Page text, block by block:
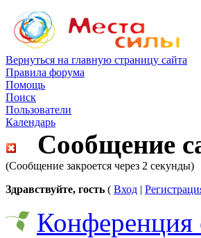
Вернуться на главную страницу сайта
Правила форума
Помощь
Поиск
Пользователи
Календарь
Сообщение
(Сообщение закроется через 2 секунды)
Здравствуйте, гость ( Вход |
Конференция